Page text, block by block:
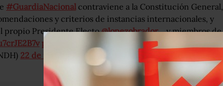
#GuardiaNacional contraviene a la Constitución General,
y criterios de instancias internacionales, y
propio Presidente Electo@lopezobrador_y miembros de
pic.twitter.com/caejmHpENO
22 de noviembre de 2018